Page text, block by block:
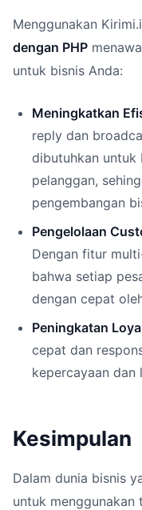
Menggunakan
dengan PHP
untuk bisnis Anda:
Meningkatkan
reply dan
dibutuhkan untuk
pelanggan,
pengembangan
Pengelolaan
Dengan fitur
bahwa setiap
dengan cepat
Peningkatan
cepat dan
kepercayaan dan
Kesimpulan
Dalam dunia bisnis
untuk